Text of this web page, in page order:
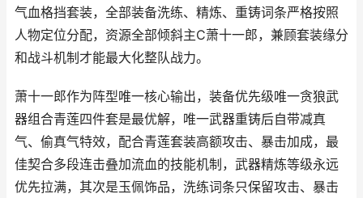
气血格挡套装，全部装备洗练、精炼、重铸词条严格按照
人物定位分配，资源全部倾斜主C萧十一郎，兼顾套装缘分
和战斗机制才能最大化整队战力。
萧十一郎作为阵型唯一核心输出，装备优先级唯一贪狼武
器组合青莲四件套是最优解，唯一武器重铸后自带减真
气、偷真气特效，配合青莲套装高额攻击、暴击加成，最
佳契合多段连击叠加流血的技能机制，武器精炼等级永远
优先拉满，其次是玉佩饰品，洗练词条只保留攻击、暴击